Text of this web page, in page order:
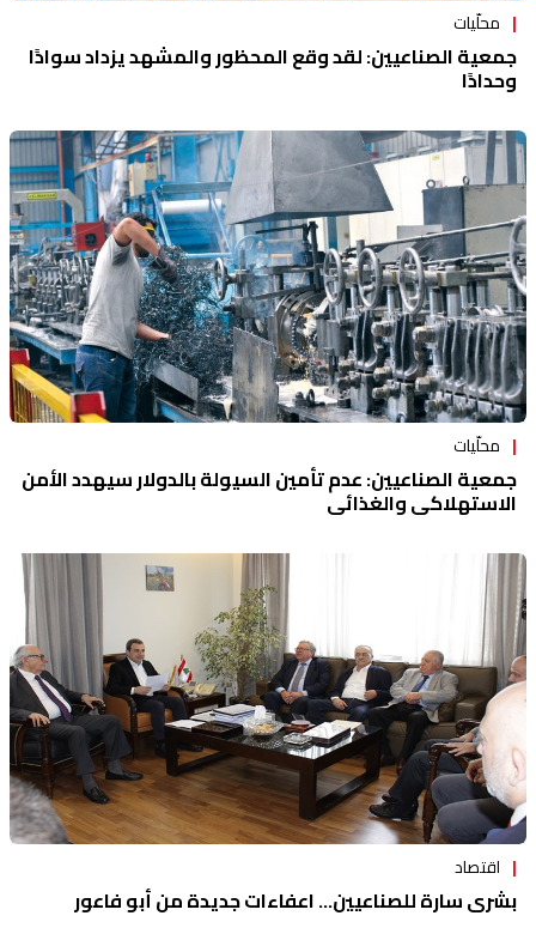
محلّيات
جمعية الصناعيين: لقد وقع المحظور والمشهد يزداد سوادًا
وحدادًا
محلّيات
جمعية الصناعيين: عدم تأمين السيولة بالدولار سيهدد الأمن
الاستهلاكي والغذائي
اقتصاد
بشرى سارة للصناعيين... اعفاءات جديدة من أبو فاعور